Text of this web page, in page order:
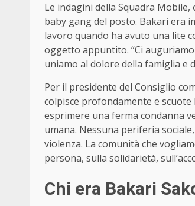
Le indagini della Squadra
baby gang del posto. Bakari era
lavoro quando ha avuto una lite
oggetto appuntito. “Ci
uniamo al dolore della famiglia e
Per il presidente del Consiglio
colpisce profondamente e scuote
esprimere una ferma condanna
umana. Nessuna periferia
violenza. La comunità che
persona, sulla solidarietà,
Chi era Bakari